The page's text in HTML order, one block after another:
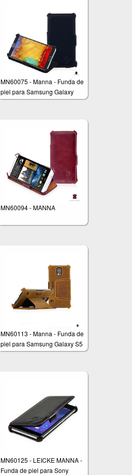
MN60075 - Manna - Funda de
piel para Samsung Galaxy
Note 3 N9000 N9005
MN60094 - MANNA
MN60113 - Manna - Funda de
piel para Samsung Galaxy S5
- Función soporte - PIEL
MN60125 - LEICKE MANNA -
Funda de piel para Sony